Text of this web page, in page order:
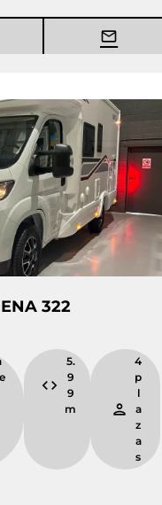
322
5.
9
9
m
4
p
l
a
z
a
s